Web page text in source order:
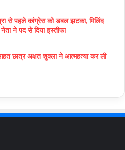
से पहले कांग्रेस को डबल झटका, मिलिंद
ने पद से दिया इस्तीफा
छात्र अक्षत शुक्ला ने आत्महत्या कर ली